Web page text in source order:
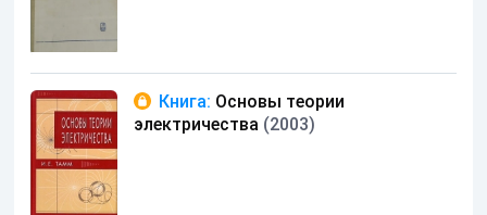
Книга: Основы теории
электричества (2003)